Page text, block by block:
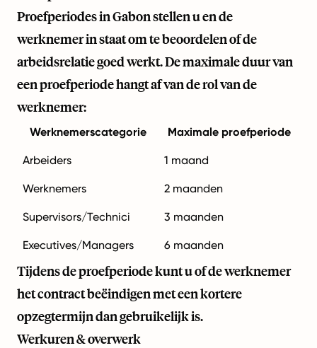
Proefperiodes in Gabon stellen u en de
werknemer in staat om te beoordelen of de
arbeidsrelatie goed werkt. De maximale duur van
een proefperiode hangt af van de rol van de
werknemer:
Werknemerscategorie Maximale proefperiode
Arbeiders 1 maand
Werknemers 2 maanden
Supervisors/Technici 3 maanden
Executives/Managers 6 maanden
Tijdens de proefperiode kunt u of de werknemer
het contract beëindigen met een kortere
opzegtermijn dan gebruikelijk is.
Werkuren & overwerk